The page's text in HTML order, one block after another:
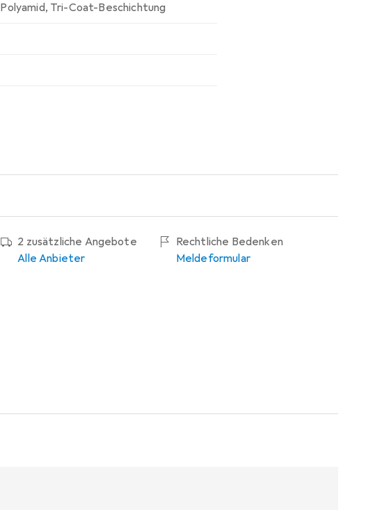
Polyamid, Tri-Coat-Beschichtung
2 zusätzliche Angebote
Alle Anbieter
Rechtliche Bedenken
Meldeformular